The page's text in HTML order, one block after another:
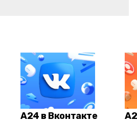
А24 в Вконтакте